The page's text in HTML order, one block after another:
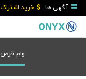
آگهی ها خرید اشتراک
وام قرض